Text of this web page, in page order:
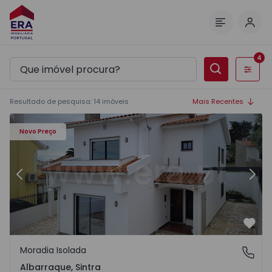
Filtros
4
Resultado de pesquisa: 14 imóveis Mais Recentes
Novo Preço
Moradia Isolada T5 Sintra, Albarraque - 1551718 - 23
Anterior
Albarraque, Sintra
Moradia Isolada
Albarraque, Sintra